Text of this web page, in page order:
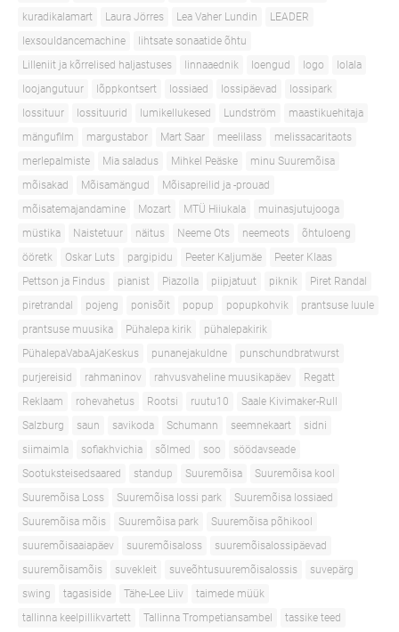
kuradikalamart
Laura Jörres Lea Vaher Lundin
LEADER
lexsouldancemachine
lihtsate sonaatide õhtu
Lilleniit ja kõrrelised haljastuses
linnaaednik loengud logo
lolala
loojangutuur
lõppkontsert lossiaed lossipäevad
lossipark
lossituur
lossituurid lumikellukesed Lundström
maastikuehitaja
mängufilm
margustabor Mart Saar meelilass
melissacaritaots
merlepalmiste
Mia saladus Mihkel Peäske
minu Suuremõisa
mõisakad
Mõisamängud
Mõisapreilid ja -prouad
mõisatemajandamine
Mozart MTÜ Hiiukala
muinasjutujooga
müstika
Naistetuur näitus Neeme Ots neemeots
õhtuloeng
ööretk
Oskar Luts pargipidu Peeter Kaljumäe
Peeter Klaas
Pettson ja Findus
pianist Piazolla piipjatuut piknik
Piret Randal
piretrandal
pojeng ponisõit popup popupkohvik
prantsuse luule
prantsuse muusika
Pühalepa kirik
pühalepakirik
PühalepaVabaAjaKeskus
punanejakuldne
punschundbratwurst
purjereisid
rahmaninov rahvusvaheline muusikapäev
Regatt
Reklaam
rohevahetus Rootsi ruutu10
Saale Kivimaker-Rull
Salzburg
saun savikoda Schumann seemnekaart
sidni
siimaimla
sofiakhvichia sõlmed soo
söödavseade
Sootuksteisedsaared
standup Suuremõisa
Suuremõisa kool
Suuremõisa Loss
Suuremõisa lossi park
Suuremõisa lossiaed
Suuremõisa mõis
Suuremõisa park
Suuremõisa põhikool
suuremõisaaiapäev
suuremõisaloss
suuremõisalossipäevad
suuremõisamõis
suvekleit suveõhtusuuremõisalossis
suvepärg
swing
tagasiside Tähe-Lee Liiv
taimede müük
tallinna keelpillikvartett
Tallinna Trompetiansambel
tassike teed